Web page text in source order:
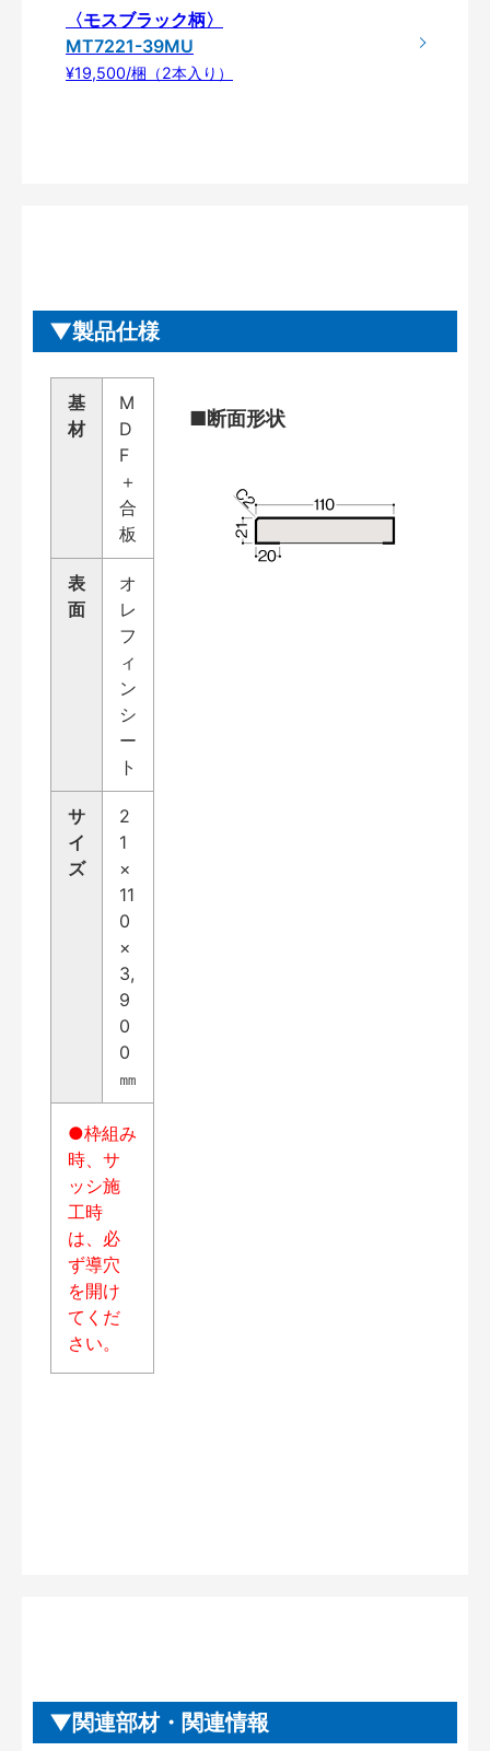
〈モスブラック柄〉
MT7221-39MU
¥19,500/梱（2本入り）
製品仕様
基
材
M
D
F
＋
合
板
表
面
オ
レ
フ
ィ
ン
シ
ー
ト
サ
イ
ズ
2
1
×
11
0
×
3,
9
0
0
㎜
●枠組み
時、サ
ッシ施
工時
は、必
ず導穴
を開け
てくだ
さい。
■断面形状
関連部材・関連情報